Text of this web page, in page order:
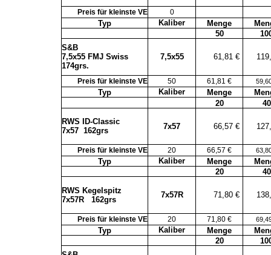
Preis für kleinste VE 0
Typ Kaliber Menge
50
S&B
7,5x55 FMJ Swiss
174grs.
7,5x55 61,81 €
Preis für kleinste VE 50 61,81 €
Typ Kaliber Menge
20
40
RWS ID-Classic
7x57 162grs 7x57 66,57 €
Preis für kleinste VE 20 66,57 €
Typ Kaliber Menge
20
40
RWS Kegelspitz
7x57R
162grs
7x57R 71,80 €
Preis für kleinste VE 20 71,80 €
Typ Kaliber Menge
20